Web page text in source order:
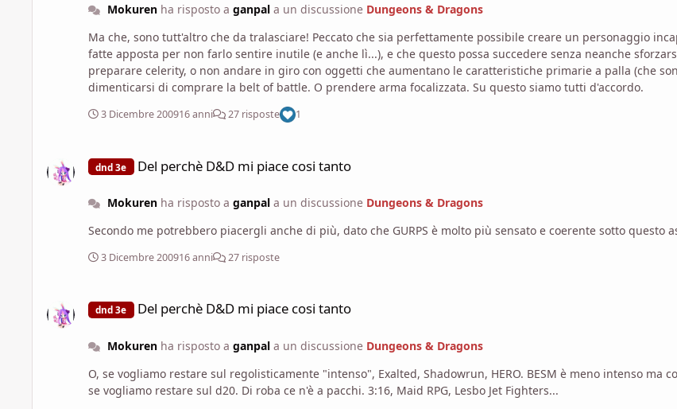
Mokurenha risposto a ganpala un discussione Dungeons & Dragons
Ma che, sono tutt'altro che da tralasciare! Peccato che sia perfettamente possibile creare un personaggio incapace di contribuire in alcun modo in situazioni che non siano
fatte apposta per non farlo sentire inutile (e anche lì...), e che questo possa succedere senza neanche sforzarsi, o accorgersene. Tipo il
preparare celerity, o non andare in giro con oggetti che aumentano le caratteristiche primarie a palla (che
dimenticarsi di comprare la belt of battle. O prendere arma focalizzata. Su questo siamo tutti d'accordo.
3 Dicembre 200916 anni 27 risposte 1
dnd 3e Del perchè D&D mi piace cosi tanto
Mokurenha risposto a ganpala un discussione Dungeons & Dragons
Secondo me potrebbero piacergli anche di più, dato che GURPS è molto più sensato e coerente sotto questo
3 Dicembre 200916 anni 27 risposte
dnd 3e Del perchè D&D mi piace cosi tanto
Mokurenha risposto a ganpala un discussione Dungeons & Dragons
O, se vogliamo restare sul regolisticamente "intenso", Exalted, Shadowrun, HERO. BESM è meno intenso
se vogliamo restare sul d20. Di roba ce n'è a pacchi. 3:16, Maid RPG, Lesbo Jet Fighters...